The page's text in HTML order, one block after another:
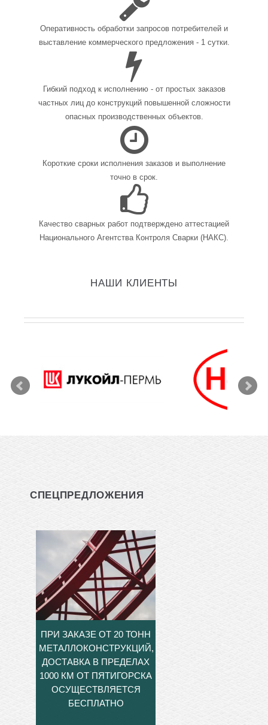
Оперативность обработки запросов потребителей и
выставление коммерческого предложения - 1 сутки.
Гибкий подход к исполнению - от простых заказов
частных лиц до конструкций повышенной сложности
опасных производственных объектов.
Короткие сроки исполнения заказов и выполнение
точно в срок.
Качество сварных работ подтверждено аттестацией
Национального Агентства Контроля Сварки (НАКС).
НАШИ КЛИЕНТЫ
СПЕЦПРЕДЛОЖЕНИЯ
ПРИ ЗАКАЗЕ ОТ 20 ТОНН
МЕТАЛЛОКОНСТРУКЦИЙ,
ДОСТАВКА В ПРЕДЕЛАХ
1000 КМ ОТ ПЯТИГОРСКА
ОСУЩЕСТВЛЯЕТСЯ
БЕСПЛАТНО